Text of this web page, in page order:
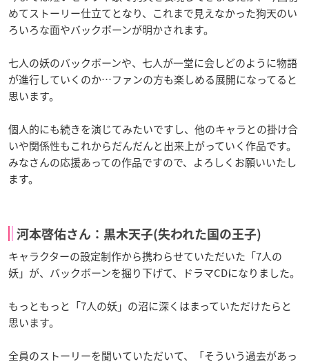
めてストーリー仕立てとなり、これまで見えなかった狗天のい
ろいろな面やバックボーンが明かされます。
七人の妖のバックボーンや、七人が一堂に会しどのように物語
が進行していくのか…ファンの方も楽しめる展開になってると
思います。
個人的にも続きを演じてみたいですし、他のキャラとの掛け合
いや関係性もこれからだんだんと出来上がっていく作品です。
みなさんの応援あっての作品ですので、よろしくお願いいたし
ます。
河本啓佑さん：黒木天子(失われた国の王子)
キャラクターの設定制作から携わらせていただいた「7人の
妖」が、バックボーンを掘り下げて、ドラマCDになりました。
もっともっと「7人の妖」の沼に深くはまっていただけたらと
思います。
全員のストーリーを聞いていただいて、「そういう過去があっ